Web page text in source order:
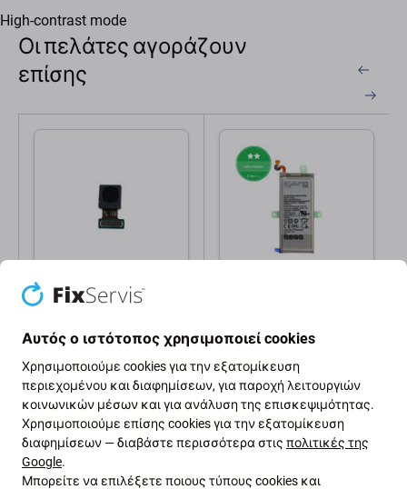
High-contrast mode
Οι πελάτες αγοράζουν
επίσης
Samsung
Μπροστινή Κάμερα
Plus G955F | Note 8
Genuine Service Pack
1,00 €
ΣΕ ΑΠΌΘΕΜΑ 1
τεμ
BN950ABE, 3300mAh
8,05 €
ΣΕ ΑΠΌΘΕΜΑ
10+ τεμ
Αυτός ο ιστότοπος χρησιμοποιεί cookies
Χρησιμοποιούμε cookies για την εξατομίκευση
περιεχομένου και διαφημίσεων, για παροχή λειτουργιών
κοινωνικών μέσων και για ανάλυση της επισκεψιμότητας.
Χρησιμοποιούμε επίσης cookies για την εξατομίκευση
διαφημίσεων — διαβάστε περισσότερα στις πολιτικές της
Google.
Μπορείτε να επιλέξετε ποιους τύπους cookies και